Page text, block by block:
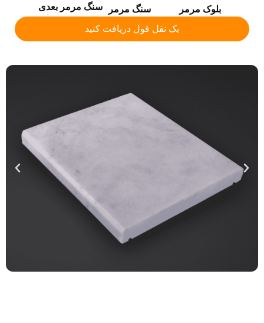
بلوک مرمر سنگ مرمر
سنگ مرمر بعدی
یک نقل قول دریافت کنید